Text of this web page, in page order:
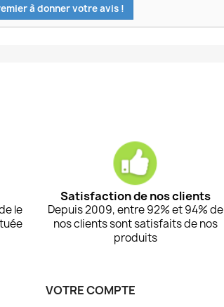
à donner votre avis !
le
Satisfaction de nos clients
Depuis 2009, entre 92% et 94% de
nos clients sont satisfaits de nos
produits
VOTRE COMPTE